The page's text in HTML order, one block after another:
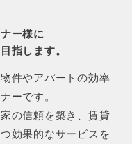
ー様に
指します。
件やアパートの効率
ーです。
の信頼を築き、賃貸
効果的なサービスを